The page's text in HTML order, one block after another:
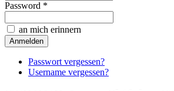
Password *
an mich erinnern
Passwort vergessen?
Username vergessen?